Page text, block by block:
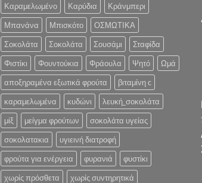
Καραμελωμένο
Καρύδια
Κράνμπερι
Μπανάνα
Μπισκότο
ΟΣΜΩΤΙΚΑ
Σοκολάτα
Σοκολάτα Σουσάμι
Σταφίδα
Φιστίκι
Φουντούκια Φράουλα Ψητό
Ωμά
αποξηραμένα εξωτικά φρούτα
βιταμίνη c
καραμελωμένα
κυδώνι
λευκή_σοκολάτα
μίξ
μείγμα φρούτων
σοκολάτα υγείας
σοκολατακια
υγιεινή διατροφή
φρούτα για ενέργεια
φυρανιά
φυστίκι
χωρίς πρόσθετα
χωρίς συντηρητικά